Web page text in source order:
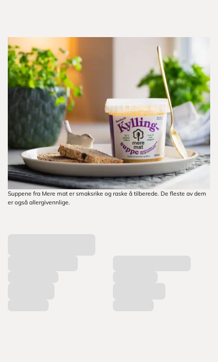
Suppene fra Mere mat er smaksrike og raske å tilberede. De fleste av dem
er også allergivennlige.
a
e
r